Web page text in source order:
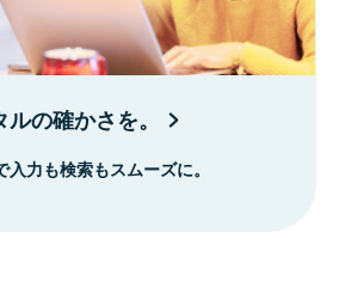
の確かさを。
力も検索もスムーズに。